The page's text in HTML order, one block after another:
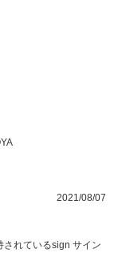
2021/08/07
されているsign サイン